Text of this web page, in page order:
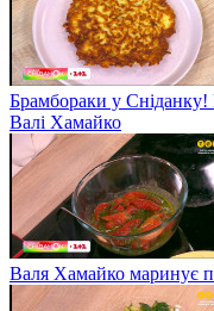
Брамбораки у Сніданку!
Валі Хамайко
Валя Хамайко маринує